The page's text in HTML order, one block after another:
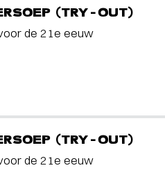
(TRY-OUT)
de 21e eeuw
(TRY-OUT)
de 21e eeuw